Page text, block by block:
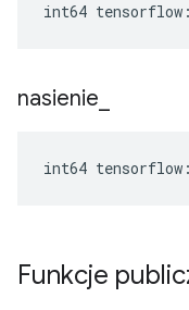
int64
nasienie
int64
Funkcje